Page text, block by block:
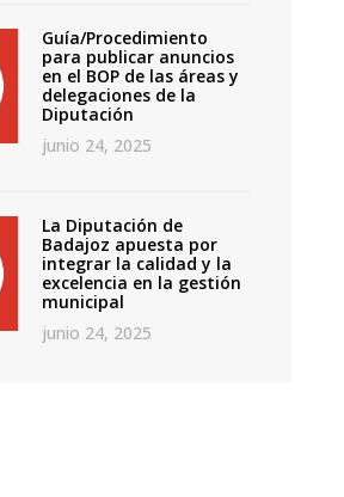
Guía/Procedimiento
para publicar anuncios
en el BOP de las áreas y
delegaciones de la
Diputación
junio 24, 2025
La Diputación de
Badajoz apuesta por
integrar la calidad y la
excelencia en la gestión
municipal
junio 24, 2025